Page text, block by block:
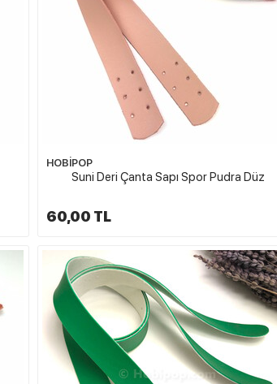
HOBİPOP
Suni Deri Çanta Sapı Spor Pudra Düz
60,00 TL